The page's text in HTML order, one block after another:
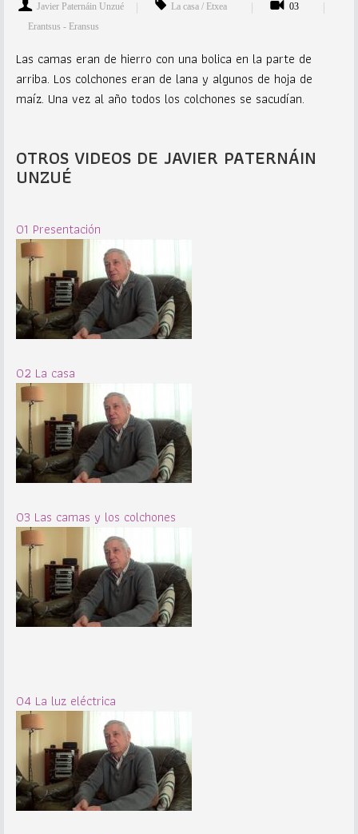
Javier Paternáin Unzué La casa / Etxea
03
Erantsus - Eransus
Las camas eran de hierro con una bolica en la parte de
arriba. Los colchones eran de lana y algunos de hoja de
maíz. Una vez al año todos los colchones se sacudían.
OTROS VIDEOS DE JAVIER PATERNÁIN
UNZUÉ
01 Presentación
02 La casa
03 Las camas y los colchones
04 La luz eléctrica